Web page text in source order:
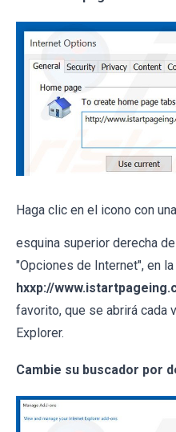
Haga clic en el icono con
esquina superior derecha
"Opciones de Internet", en
hxxp://
favorito, que se abrirá cada
Explorer.
Cambie su buscador por